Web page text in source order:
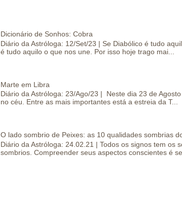
Dicionário de Sonhos: Cobra
Diário da Astróloga: 12/Set/23 | Se Diabólico é tudo
é tudo aquilo o que nos une. Por isso hoje trago mai...
Marte em Libra
Diário da Astróloga: 23/Ago/23 | Neste dia 23 de
no céu. Entre as mais importantes está a estreia da T...
O lado sombrio de Peixes: as 10 qualidades sombrias
Diário da Astróloga: 24.02.21 | Todos os signos tem os
sombrios. Compreender seus aspectos conscientes é